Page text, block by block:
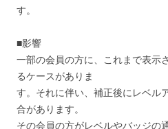
す。
■影響
一部の会員の方に、これまで表示
るケースがありま
す。それに伴い、補正後にレベル
合があります。
その会員の方がレベルやバッジの